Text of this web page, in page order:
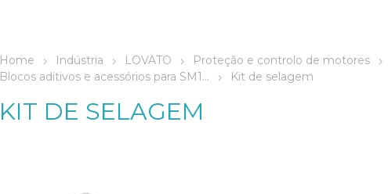
Home Indústria LOVATO
Proteção e controlo de motores
Blocos aditivos e acessórios para SM1...
Kit de selagem
KIT DE SELAGEM